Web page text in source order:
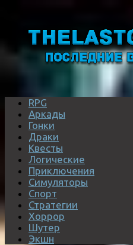
RPG
Аркады
Гонки
Драки
Квесты
Логические
Приключения
Симуляторы
Спорт
Стратегии
Хоррор
Шутер
Экшн